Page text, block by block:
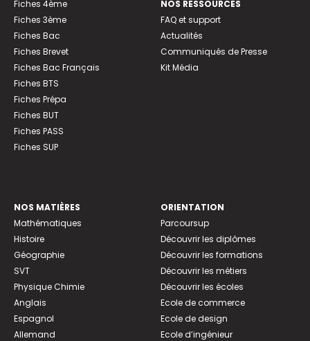
Fiches 4ème
Fiches 3ème
Fiches Bac
Fiches Brevet
Fiches Bac Français
Fiches BTS
Fiches Prépa
Fiches BUT
Fiches PASS
Fiches SUP
NOS RESSOURCES
FAQ et support
Actualités
Communiqués de Presse
Kit Média
NOS MATIÈRES
Mathématiques
Histoire
Géographie
SVT
Physique Chimie
Anglais
Espagnol
Allemand
ORIENTATION
Parcoursup
Découvrir les diplômes
Découvrir les formations
Découvrir les métiers
Découvrir les écoles
Ecole de commerce
Ecole de design
Ecole d’ingénieur